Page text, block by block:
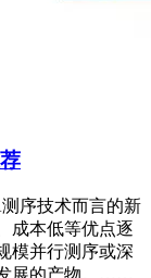
序技术而言的新
成本低等优点逐
模并行测序或深
展的产物。……